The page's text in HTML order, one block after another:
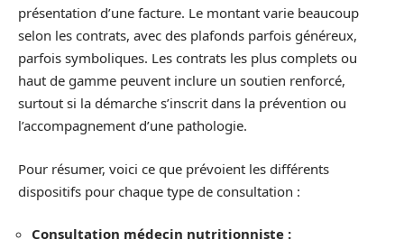
présentation d’une facture. Le montant varie beaucoup
selon les contrats, avec des plafonds parfois généreux,
parfois symboliques. Les contrats les plus complets ou
haut de gamme peuvent inclure un soutien renforcé,
surtout si la démarche s’inscrit dans la prévention ou
l’accompagnement d’une pathologie.
Pour résumer, voici ce que prévoient les différents
dispositifs pour chaque type de consultation :
Consultation médecin nutritionniste :